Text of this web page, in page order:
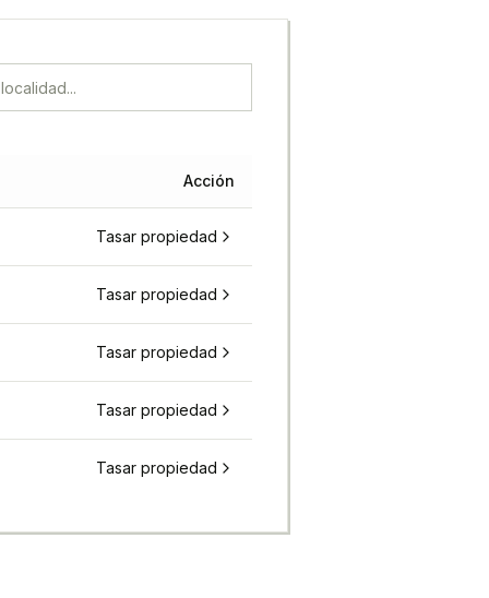
Acción
Tasar propiedad
Tasar propiedad
Tasar propiedad
Tasar propiedad
Tasar propiedad